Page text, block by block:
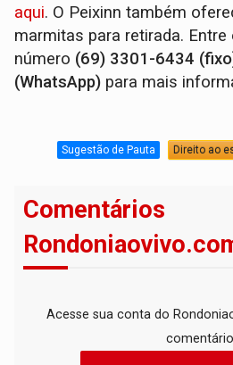
aqui. O Peixinn também
marmitas para retirada.
número (69) 3301-6434
(WhatsApp) para mais
Sugestão de Pauta Direito ao
Comentários
Acesse sua conta do
comentário